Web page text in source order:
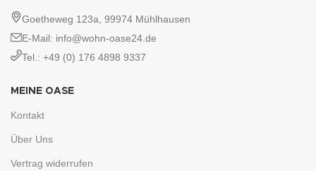
Goetheweg 123a, 99974 Mühlhausen
E-Mail: info@wohn-oase24.de
Tel.: +49 (0) 176 4898 9337
MEINE OASE
Kontakt
Über Uns
Vertrag widerrufen